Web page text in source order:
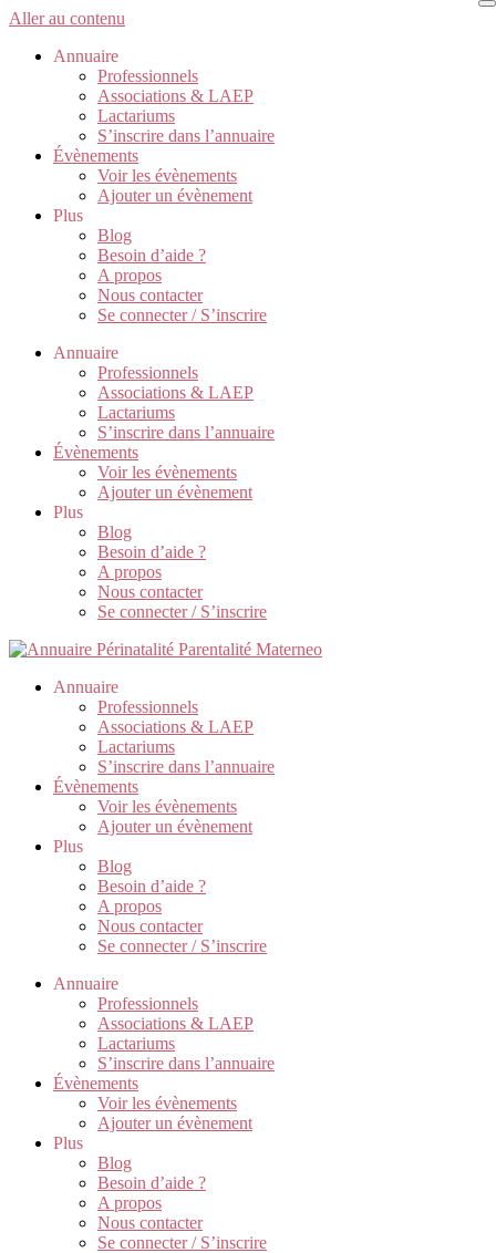
Aller au contenu
Annuaire
Professionnels
Associations & LAEP
Lactariums
S’inscrire dans l’annuaire
Évènements
Voir les évènements
Ajouter un évènement
Plus
Blog
Besoin d’aide ?
A propos
Nous contacter
Se connecter / S’inscrire
Annuaire
Professionnels
Associations & LAEP
Lactariums
S’inscrire dans l’annuaire
Évènements
Voir les évènements
Ajouter un évènement
Plus
Blog
Besoin d’aide ?
A propos
Nous contacter
Se connecter / S’inscrire
Annuaire
Professionnels
Associations & LAEP
Lactariums
S’inscrire dans l’annuaire
Évènements
Voir les évènements
Ajouter un évènement
Plus
Blog
Besoin d’aide ?
A propos
Nous contacter
Se connecter / S’inscrire
Annuaire
Professionnels
Associations & LAEP
Lactariums
S’inscrire dans l’annuaire
Évènements
Voir les évènements
Ajouter un évènement
Plus
Blog
Besoin d’aide ?
A propos
Nous contacter
Se connecter / S’inscrire